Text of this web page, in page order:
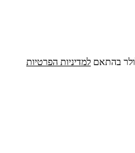
בהתאם למדיניות הפרטיות